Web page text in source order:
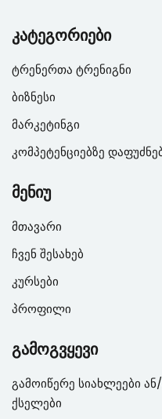
კატეგორიები
ტრენერთა ტრენიგნი
ბიზნესი
მარკეტინგი
კომპეტენციებზე
მენიუ
მთავარი
ჩვენ შესახებ
კურსები
პროფილი
გამოგვყევი
გამოიწერე სიახლეები
ქსელები